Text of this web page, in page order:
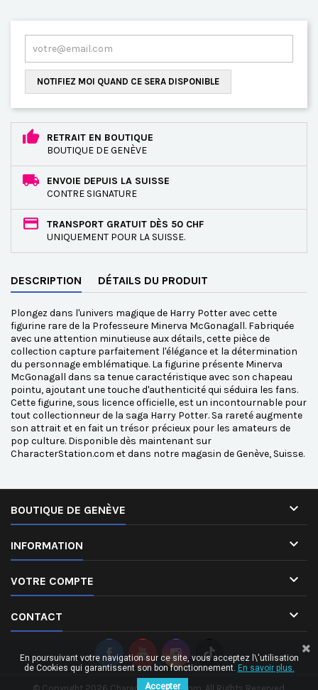
NOTIFIEZ MOI QUAND CE SERA DISPONIBLE
RETRAIT EN BOUTIQUE
BOUTIQUE DE GENÈVE
ENVOIE DEPUIS LA SUISSE
CONTRE SIGNATURE
TRANSPORT GRATUIT DÈS 50 CHF
UNIQUEMENT POUR LA SUISSE.
DESCRIPTION DÉTAILS DU PRODUIT
Plongez dans l'univers magique de Harry Potter avec cette
figurine rare de la Professeure Minerva McGonagall. Fabriquée
avec une attention minutieuse aux détails, cette pièce de
collection capture parfaitement l'élégance et la détermination
du personnage emblématique. La figurine présente Minerva
McGonagall dans sa tenue caractéristique avec son chapeau
pointu, ajoutant une touche d'authenticité qui séduira les fans.
Cette figurine, sous licence officielle, est un incontournable pour
tout collectionneur de la saga Harry Potter. Sa rareté augmente
son attrait et en fait un trésor précieux pour les amateurs de
pop culture. Disponible dès maintenant sur
CharacterStation.com et dans notre magasin de Genève, Suisse.
BOUTIQUE DE GENÈVE 
INFORMATION 
VOTRE COMPTE 
CONTACT 
En poursuivant votre navigation sur ce site, vous acceptez l\'utilisation
de Cookies qui garantissent son bon fonctionnement. En savoir plus.
Accepter